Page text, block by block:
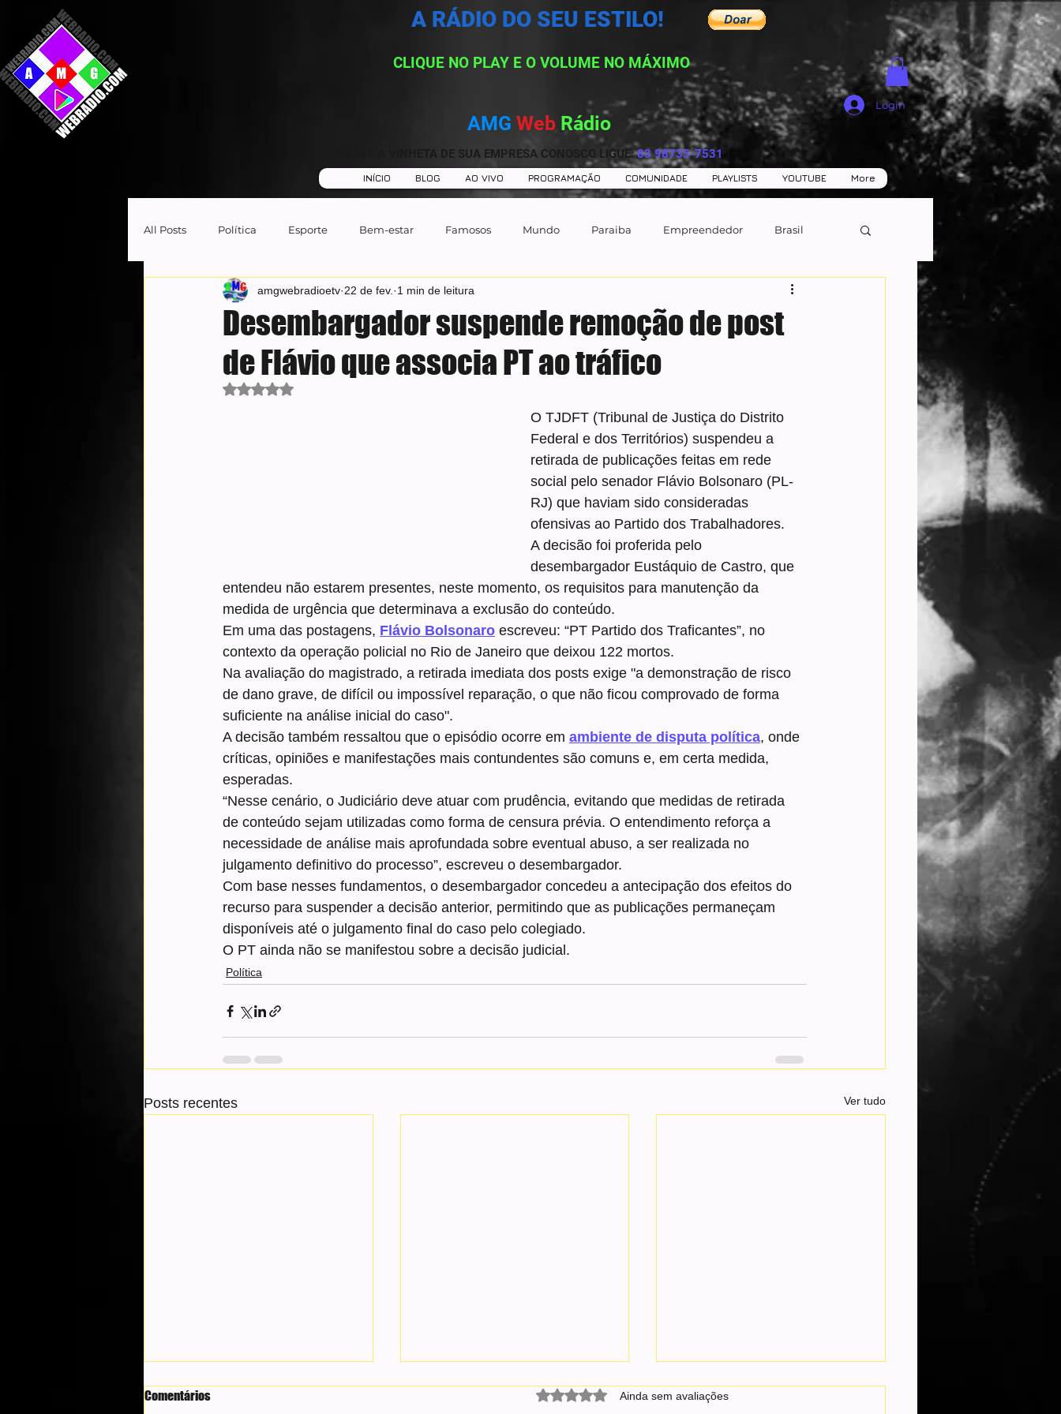
CLIQUE NO PLAY E O VOLUME NO MÁXIMO
AMG Web Rádio
GRAVE A VINHETA DE SUA EMPRESA CONOSCO LIGUE:83 98735-7531
A RÁDIO DO SEU ESTILO!
Login
INÍCIO BLOG AO VIVO PROGRAMAÇÃO COMUNIDADE PLAYLISTS YOUTUBE More
All Posts Política Esporte Bem-estar Famosos Mundo Paraiba Empreendedor Brasil
Desembargador suspende remoção de post
de Flávio que associa PT ao tráfico
amgwebradioetv 22 de fev. 1 min de leitura
Avaliado com NaN de 5 estrelas.
O TJDFT (Tribunal de Justiça do Distrito
Federal e dos Territórios) suspendeu a
retirada de publicações feitas em rede
social pelo senador Flávio Bolsonaro (PL-
RJ) que haviam sido consideradas
ofensivas ao Partido dos Trabalhadores.
A decisão foi proferida pelo
desembargador Eustáquio de Castro, que
entendeu não estarem presentes, neste momento, os requisitos para manutenção da
medida de urgência que determinava a exclusão do conteúdo.
Em uma das postagens, Flávio Bolsonaro escreveu: “PT Partido dos Traficantes”, no
contexto da operação policial no Rio de Janeiro que deixou 122 mortos.
Na avaliação do magistrado, a retirada imediata dos posts exige "a demonstração de risco
de dano grave, de difícil ou impossível reparação, o que não ficou comprovado de forma
suficiente na análise inicial do caso".
A decisão também ressaltou que o episódio ocorre em ambiente de disputa política, onde
críticas, opiniões e manifestações mais contundentes são comuns e, em certa medida,
esperadas.
“Nesse cenário, o Judiciário deve atuar com prudência, evitando que medidas de retirada
de conteúdo sejam utilizadas como forma de censura prévia. O entendimento reforça a
necessidade de análise mais aprofundada sobre eventual abuso, a ser realizada no
julgamento definitivo do processo”, escreveu o desembargador.
Com base nesses fundamentos, o desembargador concedeu a antecipação dos efeitos do
recurso para suspender a decisão anterior, permitindo que as publicações permaneçam
disponíveis até o julgamento final do caso pelo colegiado.
O PT ainda não se manifestou sobre a decisão judicial.
Política
Posts recentes Ver tudo
Comentários Avaliado com 0 de 5 estrelas.
Ainda sem avaliações